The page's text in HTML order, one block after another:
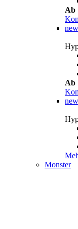
Ab
new
Ab
new
Monster